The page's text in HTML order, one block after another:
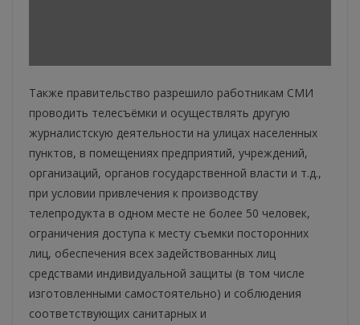
Также правительство разрешило работникам СМИ
проводить телесъёмки и осуществлять другую
журналистскую деятельности на улицах населенных
пунктов, в помещениях предприятий, учреждений,
организаций, органов государственной власти и т.д.,
при условии привлечения к производству
телепродукта в одном месте не более 50 человек,
ограничения доступа к месту съемки посторонних
лиц, обеспечения всех задействованных лиц
средствами индивидуальной защиты (в том числе
изготовленными самостоятельно) и соблюдения
соответствующих санитарных и